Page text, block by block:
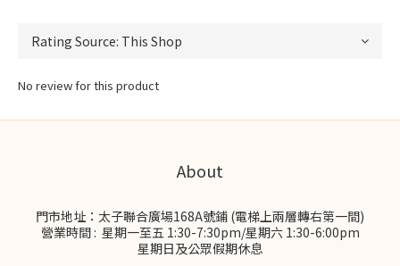
No review for this product
About
門市地址：太子聯合廣場168A號鋪 (電梯上兩層轉右第一間)
營業時間 : 星期一至五 1:30-7:30pm/星期六 1:30-6:00pm
星期日及公眾假期休息